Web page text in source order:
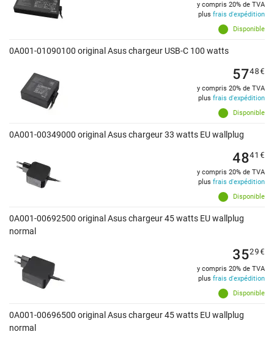
Disponible
y compris 20% de TVA
plus frais d'expédition
0A001-01090100 original Asus chargeur USB-C 100 watts
Disponible
5748€
y compris 20% de TVA
plus frais d'expédition
0A001-00349000 original Asus chargeur 33 watts EU wallplug
Disponible
4841 €
y compris 20% de TVA
plus frais d'expédition
0A001-00692500 original Asus chargeur 45 watts EU wallplug
normal
Disponible
3529€
y compris 20% de TVA
plus frais d'expédition
0A001-00696500 original Asus chargeur 45 watts EU wallplug
normal